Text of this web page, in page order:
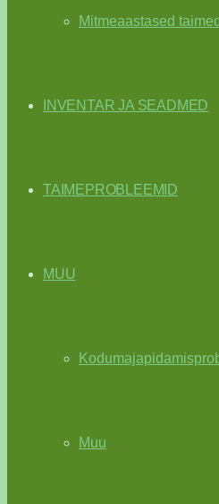
Mitmeaastased taimed
INVENTAR JA SEADMED
TAIMEPROBLEEMID
MUU
Muu